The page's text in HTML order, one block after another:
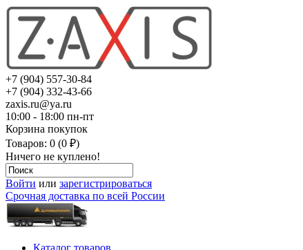
+7 (904) 557-30-84
+7 (904) 332-43-66
zaxis.ru@ya.ru
10:00 - 18:00 пн-пт
Корзина покупок
Товаров: 0 (0 ₽)
Ничего не куплено!
Войти или зарегистрироваться
Срочная доставка по всей России
Каталог товаров